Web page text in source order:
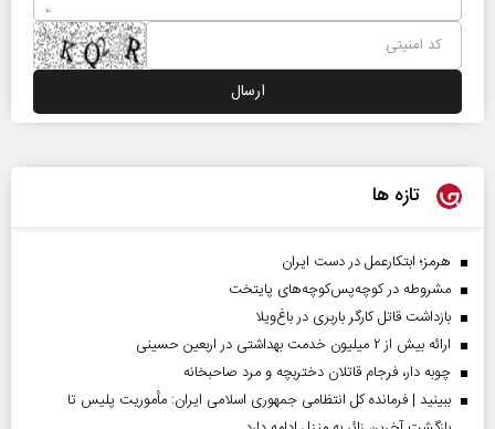
تازه ها
هرمز؛ ابتکارعمل در دست ایران
مشروطه در کوچه‌پس‌کوچه‌های پایتخت
بازداشت قاتل کارگر باربری در باغ‌ویلا
ارائه بیش از ۲ میلیون خدمت بهداشتی در اربعین حسینی
چوبه دار، فرجام قاتلان دختربچه و مرد صاحبخانه
ببینید | فرمانده کل انتظامی جمهوری اسلامی ایران­: مأموریت پلیس تا